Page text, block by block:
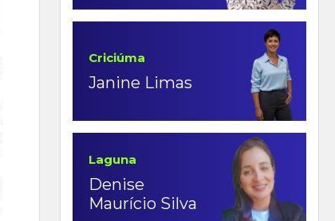
Criciúma
Janine Limas
Laguna
Denise
Maurício Silva